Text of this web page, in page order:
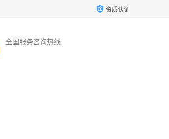
资质认证
全国服务咨询热线: